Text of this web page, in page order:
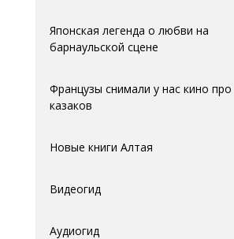
Японская легенда о любви на
барнаульской сцене
Французы снимали у нас кино про
казаков
Новые книги Алтая
Видеогид
Аудиогид